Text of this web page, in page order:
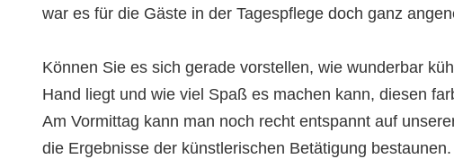
war es für die Gäste in der Tagespflege doch ganz
Können Sie es sich gerade vorstellen, wie wunderbar
Hand liegt und wie viel Spaß es machen kann, diesen
Am Vormittag kann man noch recht entspannt auf
die Ergebnisse der künstlerischen Betätigung bestaunen.